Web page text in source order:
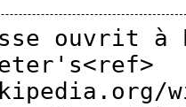
ouvrit à
wiki/